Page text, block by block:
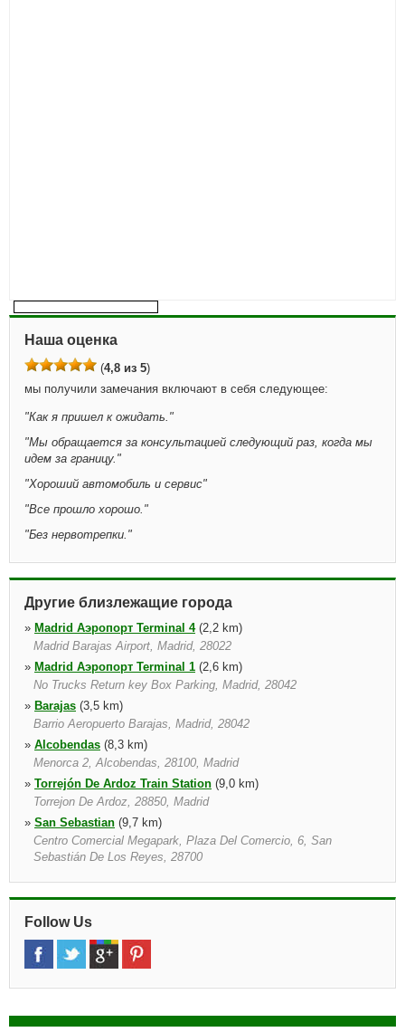
Наша оценка
(4,8 из 5)
мы получили замечания включают в себя следующее:
"Как я пришел к ожидать. "
"Мы обращается за консультацией следующий раз, когда мы
идем за границу. "
"Хороший автомобиль и сервис"
"Все прошло хорошо. "
"Без нервотрепки. "
Другие близлежащие города
» Madrid Аэропорт Terminal 4(2,2 km)
Madrid Barajas Airport, Madrid, 28022
» Madrid Аэропорт Terminal 1 (2,6 km)
No Trucks Return key Box Parking, Madrid, 28042
» Barajas (3,5 km)
Barrio Aeropuerto Barajas, Madrid, 28042
» Alcobendas (8,3 km)
Menorca 2, Alcobendas, 28100, Madrid
» Torrejón De Ardoz Train Station (9,0 km)
Torrejon De Ardoz, 28850, Madrid
» San Sebastian (9,7 km)
Centro Comercial Megapark, Plaza Del Comercio, 6, San
Sebastián De Los Reyes, 28700
Estacion De Tren Chamartin, Pking C Mauricio Legendre 16,
Calle La Solana 40, Poligono Torrejon, Torrej n De Ardoz, 28850,
Ma
Follow Us